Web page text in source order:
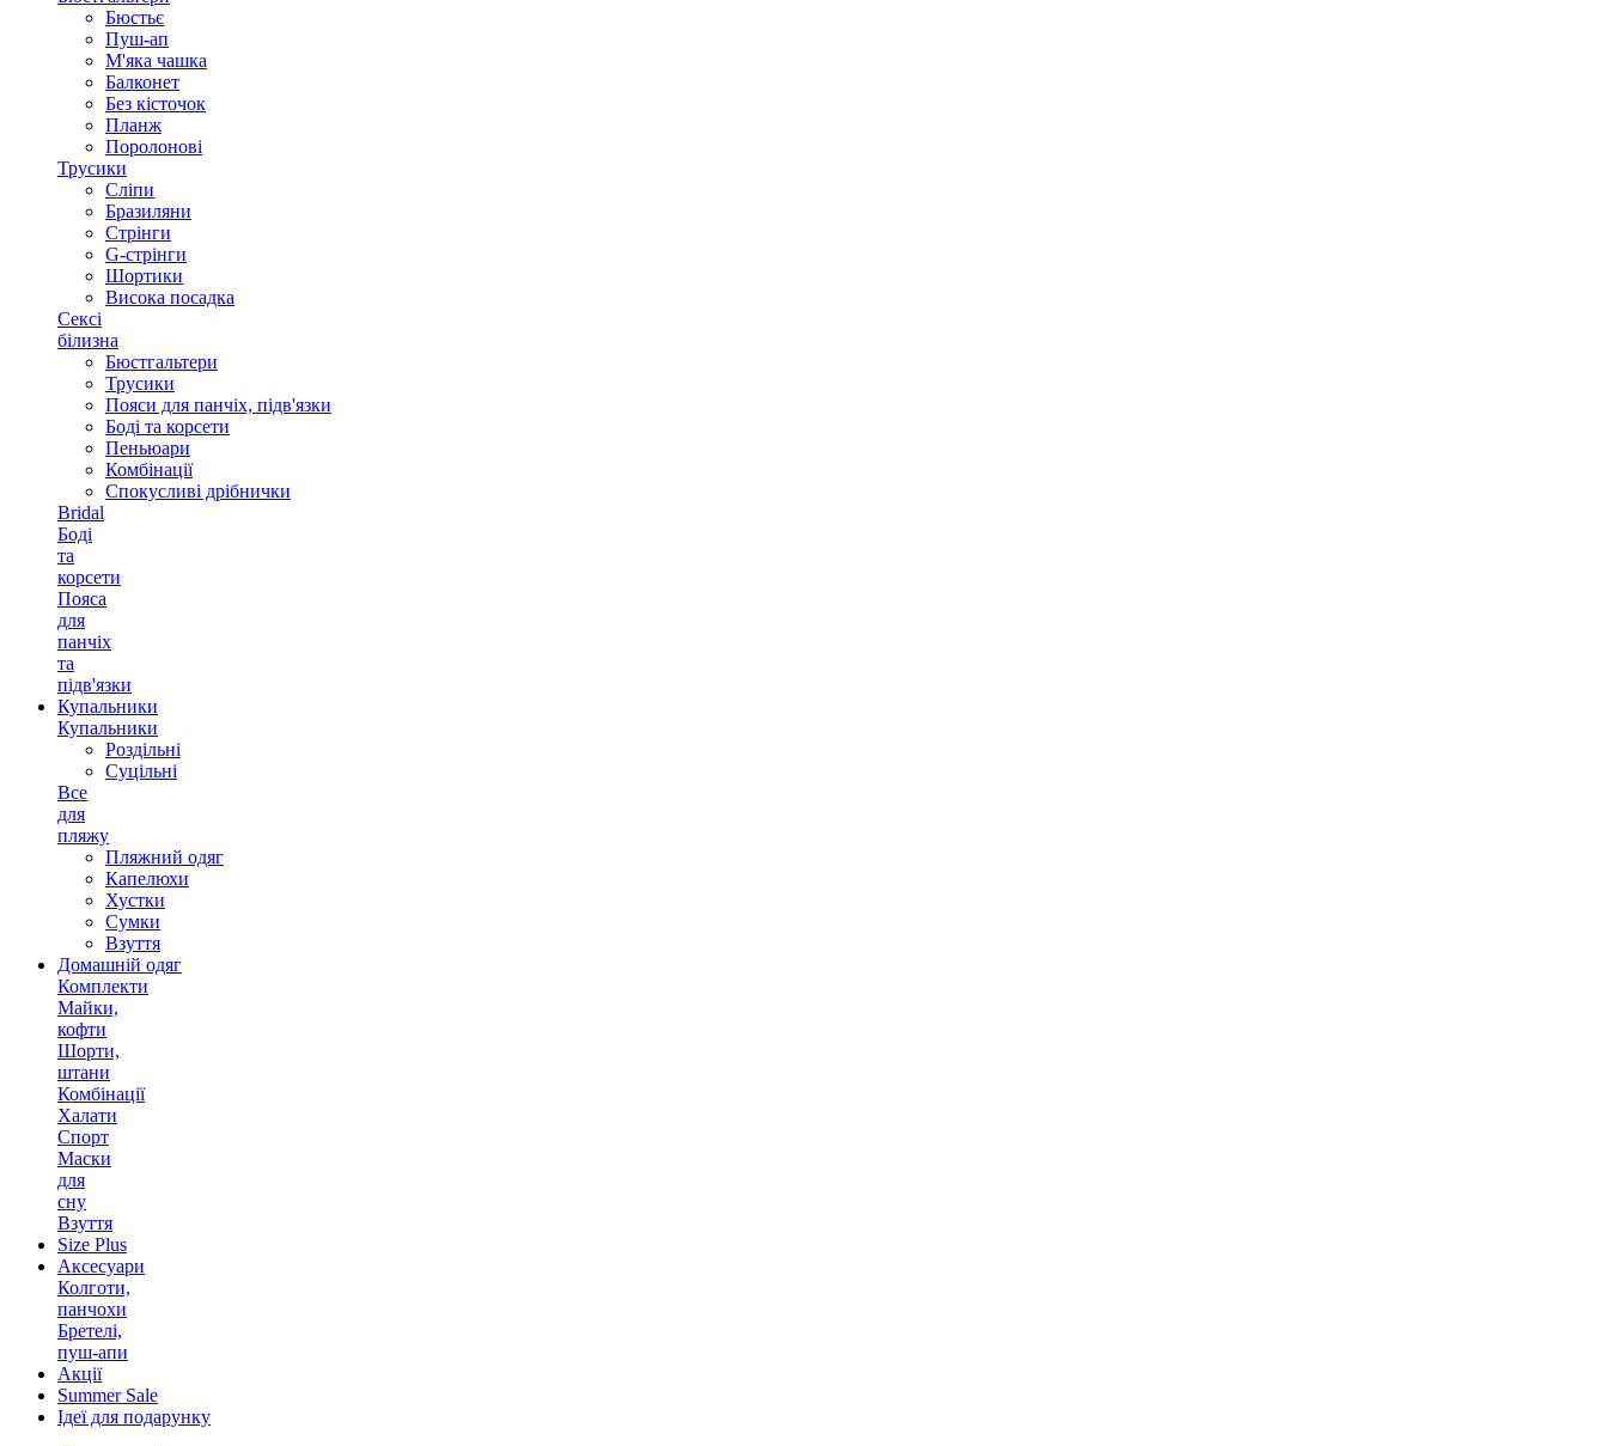
Бюстьє
Пуш-ап
М'яка чашка
Балконет
Без кісточок
Планж
Поролонові
Трусики
Сліпи
Бразиляни
Стрінги
G-стрінги
Шортики
Висока посадка
Сексі
білизна
Бюстгальтери
Трусики
Пояси для панчіх, підв'язки
Боді та корсети
Пеньюари
Комбінації
Спокусливі дрібнички
Bridal
Боді
та
корсети
Пояса
для
панчіх
та
підв'язки
Купальники
Купальники
Роздільні
Суцільні
Все
для
пляжу
Пляжний одяг
Капелюхи
Хустки
Сумки
Взуття
Домашній одяг
Комплекти
Майки,
кофти
Шорти,
штани
Комбінації
Халати
Спорт
Маски
для
сну
Взуття
Size Plus
Аксесуари
Колготи,
панчохи
Бретелі,
пуш-апи
Акції
Summer Sale
Ідеї для подарунку